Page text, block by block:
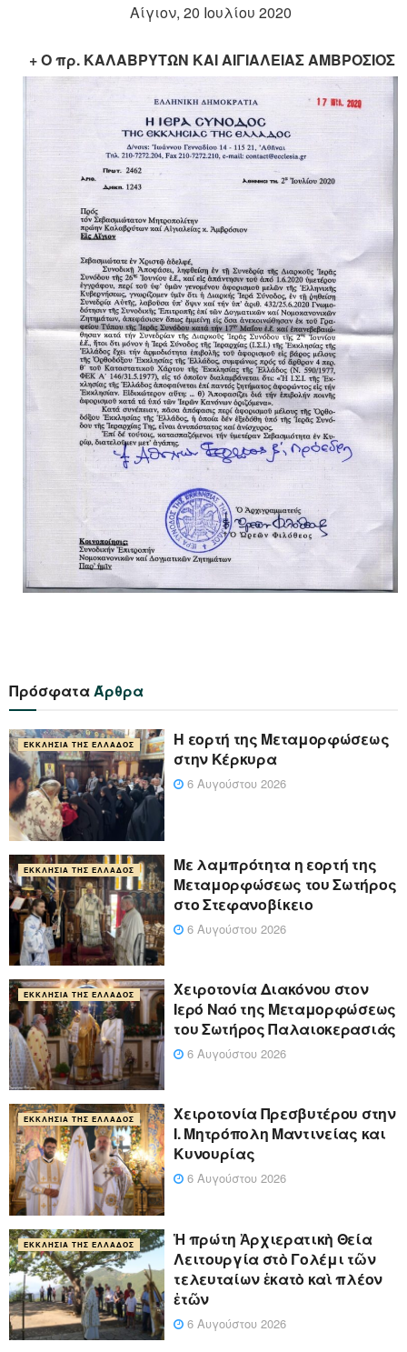
Αίγιον, 20 Ιουλίου 2020
+ Ο πρ. ΚΑΛΑΒΡΥΤΩΝ ΚΑΙ ΑΙΓΙΑΛΕΙΑΣ ΑΜΒΡΟΣΙΟΣ
ΠρόσφαταΆρθρα
ΕΚΚΛΗΣΊΑ ΤΗΣ ΕΛΛΆΔΟΣ
Η εορτή της Μεταμορφώσεως
στην Κέρκυρα
6 Αυγούστου 2026
ΕΚΚΛΗΣΊΑ ΤΗΣ ΕΛΛΆΔΟΣ
Με λαμπρότητα η εορτή της
Μεταμορφώσεως του Σωτήρος
στο Στεφανοβίκειο
6 Αυγούστου 2026
ΕΚΚΛΗΣΊΑ ΤΗΣ ΕΛΛΆΔΟΣ
Χειροτονία Διακόνου στον
Ιερό Ναό της Μεταμορφώσεως
του Σωτήρος Παλαιοκερασιάς
6 Αυγούστου 2026
ΕΚΚΛΗΣΊΑ ΤΗΣ ΕΛΛΆΔΟΣ
Xειροτονία Πρεσβυτέρου στην
Ι. Μητρόπολη Μαντινείας και
Κυνουρίας
6 Αυγούστου 2026
ΕΚΚΛΗΣΊΑ ΤΗΣ ΕΛΛΆΔΟΣ
Ἡ πρώτη Ἀρχιερατικὴ Θεία
Λειτουργία στὸ Γολέμι τῶν
τελευταίων ἑκατὸ καὶ πλέον
ἐτῶν
6 Αυγούστου 2026